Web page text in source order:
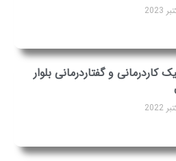
کاردرمانی و گفتاردرمانی بلوار